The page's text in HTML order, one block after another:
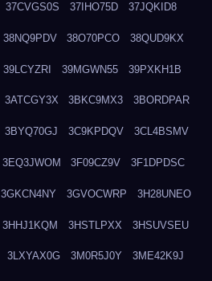
37CVGS0S 37IHO75D 37JQKID8
38NQ9PDV 38O70PCO 38QUD9KX
39LCYZRI 39MGWN55 39PXKH1B
3ATCGY3X 3BKC9MX3 3BORDPAR
3BYQ70GJ 3C9KPDQV 3CL4BSMV
3EQ3JWOM 3F09CZ9V 3F1DPDSC
3GKCN4NY 3GVOCWRP 3H28UNEO
3HHJ1KQM 3HSTLPXX 3HSUVSEU
3LXYAX0G 3M0R5J0Y 3ME42K9J